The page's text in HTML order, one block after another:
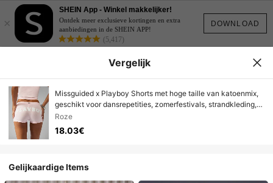
DOWNLOAD
×
SHEIN App - Winkel makkelijker!
Ontdek meer exclusieve kortingen en extra
aanbiedingen in de SHEIN APP!
(5,417)
Vergelijk
Missguided x Playboy Shorts met hoge taille van katoenmix,
geschikt voor dansrepetities, zomerfestivals, strandkleding,
loungewear, shorts met Y2K-esthetiek, hotpants
Roze
18.03€
Gelijkaardige Items